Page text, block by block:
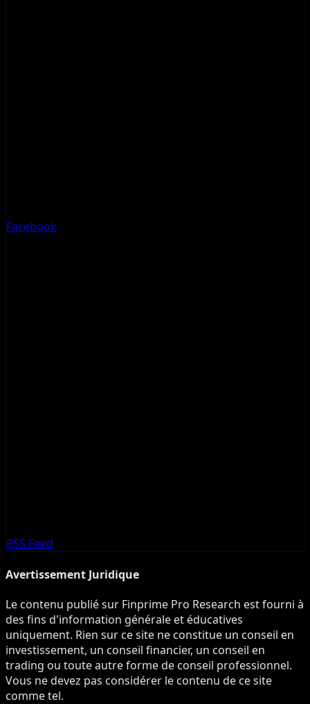
Facebook
RSS Feed
Avertissement Juridique
Le contenu publié sur Finprime Pro Research est fourni à
des fins d'information générale et éducatives
uniquement. Rien sur ce site ne constitue un conseil en
investissement, un conseil financier, un conseil en
trading ou toute autre forme de conseil professionnel.
Vous ne devez pas considérer le contenu de ce site
comme tel.